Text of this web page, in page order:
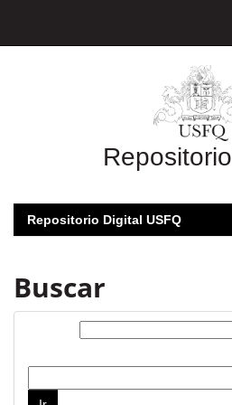
Repositorio
Repositorio Digital USFQ
Buscar